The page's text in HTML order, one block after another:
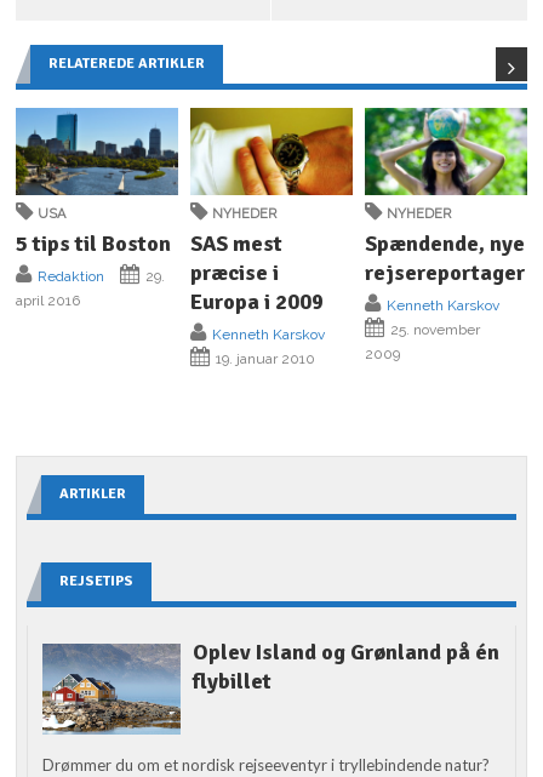
RELATEREDE ARTIKLER
USA
5 tips til Boston
Redaktion
29.
april 2016
NYHEDER
SAS mest
præcise i
Europa i 2009
Kenneth Karskov
19. januar 2010
NYHEDER
Spændende, nye
rejsereportager
Kenneth Karskov
25. november
2009
ARTIKLER
REJSETIPS
Oplev Island og Grønland på én
flybillet
Drømmer du om et nordisk rejseeventyr i tryllebindende natur?